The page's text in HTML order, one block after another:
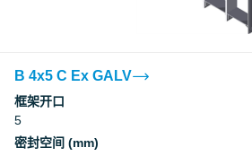
B 4x5 C Ex GALV
框架开口
5
密封空间 (mm)